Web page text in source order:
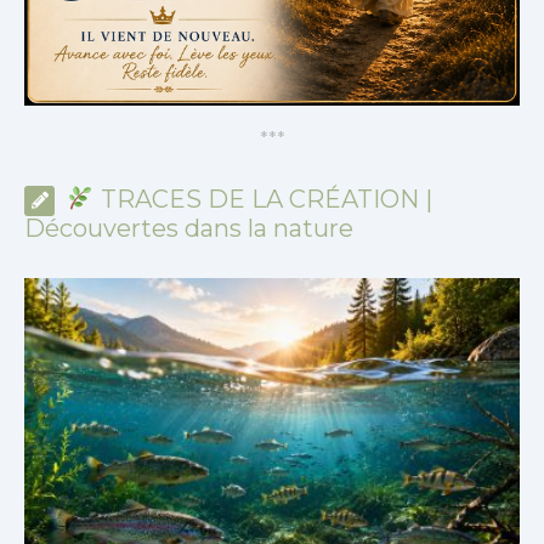
***
TRACES DE LA CRÉATION |
Découvertes dans la nature